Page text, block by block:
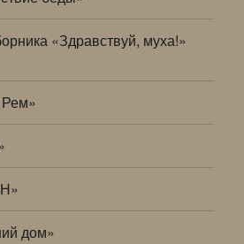
«Здравствуй, муха!»
дом»